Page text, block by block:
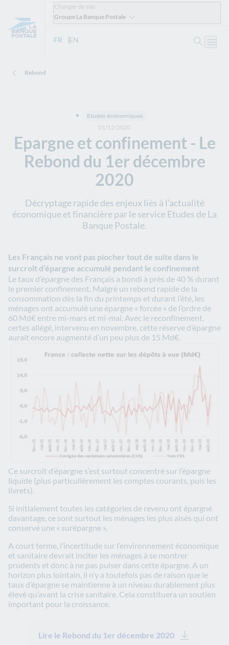
Changer de site
Groupe La Banque Postale
FR - Version française
EN
Rebond
Epargne et confinement - Le
Rebond du 1er décembre
2020
01/12/2020
Etudes économiques
Décryptage rapide des enjeux liés à l’actualité
économique et financière par le service Etudes de La
Banque Postale.
Les Français ne vont pas piocher tout de suite dans le
surcroît d’épargne accumulé pendant le confinement
Le taux d’épargne des Français a bondi à près de 40 % durant
le premier confinement. Malgré un rebond rapide de la
consommation dès la fin du printemps et durant l’été, les
ménages ont accumulé une épargne « forcée » de l’ordre de
60 Md€ entre mi-mars et mi-mai. Avec le reconfinement,
certes allégé, intervenu en novembre, cette réserve d’épargne
aurait encore augmenté d’un peu plus de 15 Md€.
Ce surcroît d’épargne s’est surtout concentré sur l’épargne
liquide (plus particulièrement les comptes courants, puis les
livrets).
Si initialement toutes les catégories de revenu ont épargné
davantage, ce sont surtout les ménages les plus aisés qui ont
conservé une « surépargne ».
A court terme, l’incertitude sur l’environnement économique
et sanitaire devrait inciter les ménages à se montrer
prudents et donc à ne pas puiser dans cette épargne. A un
horizon plus lointain, il n’y a toutefois pas de raison que le
taux d’épargne se maintienne à un niveau durablement plus
élevé qu’avant la crise sanitaire. Cela constituera un soutien
important pour la croissance.
Lire le Rebond du 1er décembre 2020